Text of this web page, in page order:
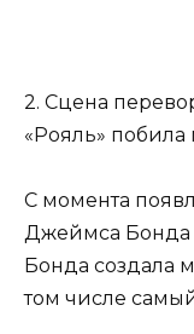
2. Сцена
«Рояль»
С момента
Джеймса Бонда
Бонда создала
том числе